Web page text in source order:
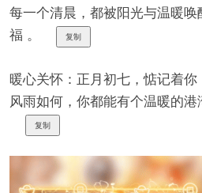
每一个清晨，都被阳光与温暖
福 。
复制
暖心关怀：正月初七，惦记着
风雨如何，你都能有个温暖的港
复制